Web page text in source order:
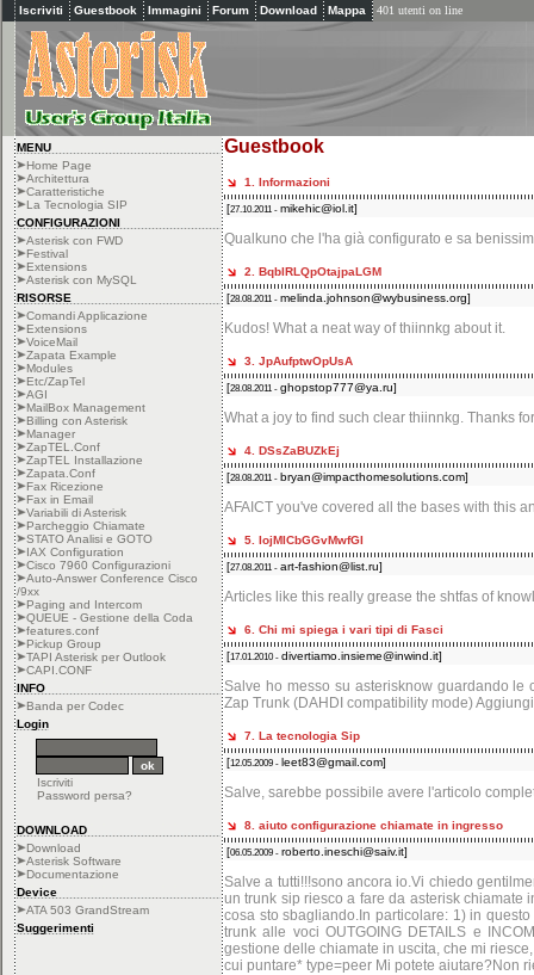
Iscriviti Guestbook Immagini Forum Download Mappa 401 utenti on line
MENU
Home Page
Architettura
Caratteristiche
La Tecnologia SIP
CONFIGURAZIONI
Asterisk con FWD
Festival
Extensions
Asterisk con MySQL
RISORSE
Comandi Applicazione
Extensions
VoiceMail
Zapata Example
Modules
Etc/ZapTel
AGI
MailBox Management
Billing con Asterisk
Manager
ZapTEL.Conf
ZapTEL Installazione
Zapata.Conf
Fax Ricezione
Fax in Email
Variabili di Asterisk
Parcheggio Chiamate
STATO Analisi e GOTO
IAX Configuration
Cisco 7960 Configurazioni
Auto-Answer Conference Cisco
/9xx
Paging and Intercom
QUEUE - Gestione della Coda
features.conf
Pickup Group
TAPI Asterisk per Outlook
CAPI.CONF
INFO
Banda per Codec
Login
Iscriviti
Password persa?
DOWNLOAD
Download
Asterisk Software
Documentazione
Device
ATA 503 GrandStream
Suggerimenti
Guestbook
1. Informazioni
[27.10.2011 - mikehic@iol.it]
Qualkuno che l'ha già configurato e sa
2. BqblRLQpOtajpaLGM
[28.08.2011 - melinda.johnson@wybusiness.org]
Kudos! What a neat way of thiinnkg about it.
3. JpAufptwOpUsA
[28.08.2011 - ghopstop777@ya.ru]
What a joy to find such clear thiinnkg. Thanks
4. DSsZaBUZkEj
[28.08.2011 - bryan@impacthomesolutions.com]
AFAICT you've covered all the bases with this
5. IojMICbGGvMwfGI
[27.08.2011 - art-fashion@list.ru]
Articles like this really grease the shtfas of
6. Chi mi spiega i vari tipi di Fasci
[17.01.2010 - divertiamo.insieme@inwind.it]
Salve ho messo su asterisknow guardando
Zap Trunk (DAHDI compatibility mode)
7. La tecnologia Sip
[12.05.2009 - leet83@gmail.com]
Salve, sarebbe possibile avere l'articolo
8. aiuto configurazione chiamate in ingresso
[06.05.2009 - roberto.ineschi@saiv.it]
Salve a tutti!!!sono ancora io.Vi chiedo
un trunk sip riesco a fare da asterisk
cosa sto sbagliando.In particolare: 1) in
trunk alle voci OUTGOING DETAILS e
gestione delle chiamate in uscita, che mi
cui puntare* type=peer Mi potete aiutare?Non